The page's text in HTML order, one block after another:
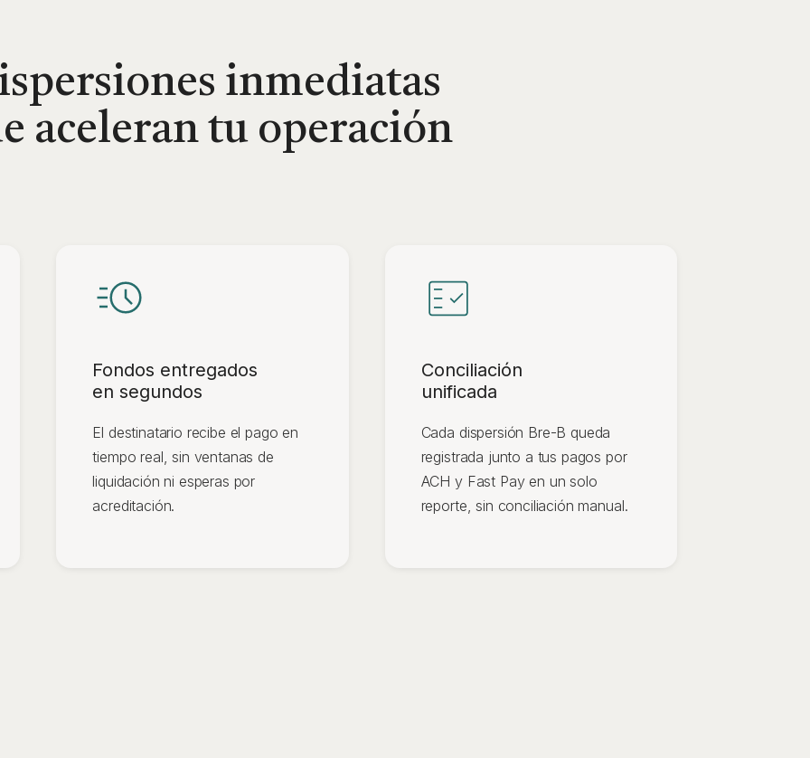
inmediatas
aceleran tu operación
Fondos entregados
en segundos
El destinatario recibe el pago en
tiempo real, sin ventanas de
liquidación ni esperas por
acreditación.
Conciliación
unificada
Cada dispersión Bre-B queda
registrada junto a tus pagos por
ACH y Fast Pay en un solo
reporte, sin conciliación manual.